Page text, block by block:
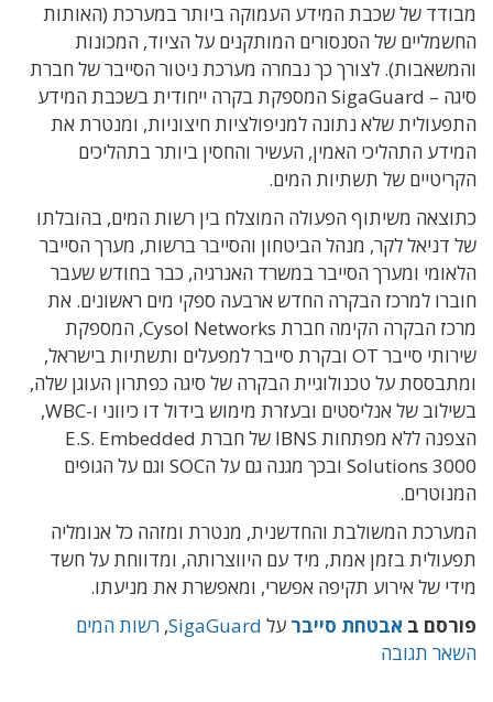
מבודד של שכבת המידע העמוקה ביותר במערכת (האותות
החשמליים של הסנסורים המותקנים על הציוד, המכונות
והמשאבות). לצורך כך נבחרה מערכת ניטור הסייבר של חברת
סיגה – SigaGuard המספקת בקרה ייחודית בשכבת המידע
התפעולית שלא נתונה למניפולציות חיצוניות, ומנטרת את
המידע התהליכי האמין, העשיר והחסין ביותר בתהליכים
הקריטיים של תשתיות המים.
כתוצאה משיתוף הפעולה המוצלח בין רשות המים, בהובלתו
של דניאל לקר, מנהל הביטחון והסייבר ברשות, מערך הסייבר
הלאומי ומערך הסייבר במשרד האנרגיה, כבר בחודש שעבר
חוברו למרכז הבקרה החדש ארבעה ספקי מים ראשונים. את
מרכז הבקרה הקימה חברת Cysol Networks, המספקת
שירותי סייבר OT ובקרת סייבר למפעלים ותשתיות בישראל,
ומתבססת על טכנולוגיית הבקרה של סיגה כפתרון העוגן שלה,
בשילוב של אנליסטים ובעזרת מימוש בידול דו כיווני ו-WBC,
הצפנה ללא מפתחות IBNS של חברת E.S. Embedded
Solutions 3000 ובכך מגנה גם על הSOC וגם על הגופים
המנוטרים.
המערכת המשולבת והחדשנית, מנטרת ומזהה כל אנומליה
תפעולית בזמן אמת, מיד עם היווצרותה, ומדווחת על חשד
מידי של אירוע תקיפה אפשרי, ומאפשרת את מניעתו.
פורסם ב אבטחת סייבר על SigaGuard
, רשות המים
השאר תגובה